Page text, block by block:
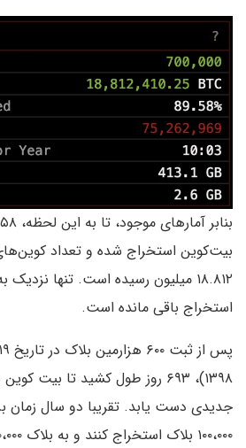
بیت‌کوین استخراج شده و تعداد
استخراج باقی مانده است.
۱۳۹۸)، ۶۹۳ روز طول کشید تا بیت
جدیدی دست یابد. تقریبا دو سال زمان برد
۱۰۰،۰۰۰ بلاک استخراج کنند و به بلاک ۷۰۰،۰۰۰ دست یابند.